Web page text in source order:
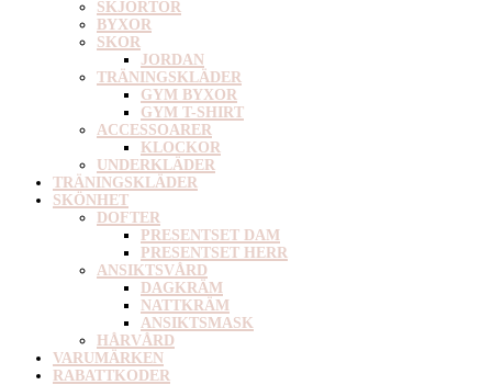
SKJORTOR
BYXOR
SKOR
JORDAN
TRÄNINGSKLÄDER
GYM BYXOR
GYM T-SHIRT
ACCESSOARER
KLOCKOR
UNDERKLÄDER
TRÄNINGSKLÄDER
SKÖNHET
DOFTER
PRESENTSET DAM
PRESENTSET HERR
ANSIKTSVÅRD
DAGKRÄM
NATTKRÄM
ANSIKTSMASK
HÅRVÅRD
VARUMÄRKEN
RABATTKODER